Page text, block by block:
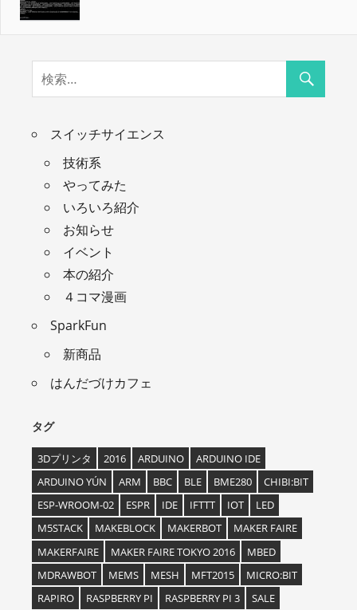
スイッチサイエンス
技術系
やってみた
いろいろ紹介
お知らせ
イベント
本の紹介
４コマ漫画
SparkFun
新商品
はんだづけカフェ
タグ
3Dプリンタ 2016 ARDUINO
ARDUINO IDE
ARDUINO YÚN
ARM BBC BLE BME280
CHIBI:BIT
ESP-WROOM-02
ESPR IDE IFTTT IOT
LED
M5STACK
MAKEBLOCK MAKERBOT
MAKER FAIRE
MAKERFAIRE
MAKER FAIRE TOKYO 2016
MBED
MDRAWBOT
MEMS MESH MFT2015
MICRO:BIT
RAPIRO
RASPBERRY PI RASPBERRY PI 3 SALE